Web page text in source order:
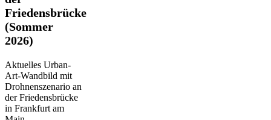
Friedensbrücke
(Sommer
2026)
Friedensbrücke
(Sommer
2026)
Aktuelles Urban-
Art-Wandbild mit
Drohnenszenario an
der Friedensbrücke
in Frankfurt am